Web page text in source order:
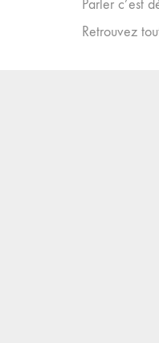
Parler c’est
Retrouvez